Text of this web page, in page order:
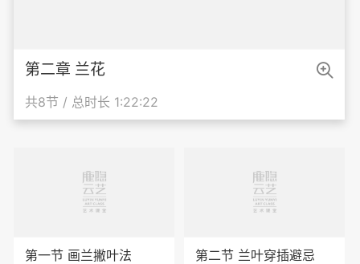
第二章 兰花
共8节 / 总时长 1:22:22

第一节 画兰撇叶法 第二节 兰叶穿插避忌